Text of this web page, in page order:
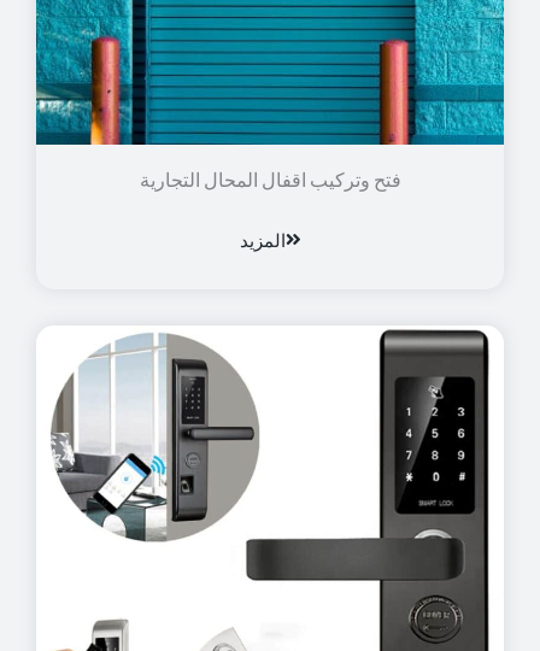
فتح وتركيب اقفال المحال التجارية
المزيد